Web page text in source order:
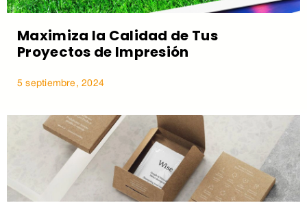
Maximiza la Calidad de Tus
Proyectos de Impresión
5 septiembre, 2024